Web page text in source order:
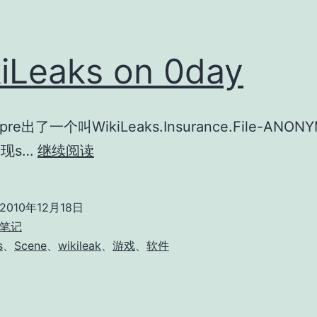
on 0day
出了一个叫WikiLeaks.Insurance.File-
s… 继续阅读
2010年12月18日
记
、 Scene、 wikileak、 游戏、 软件